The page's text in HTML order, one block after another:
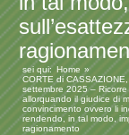
sei qui: Home
CORTE di
settembre 2025 –
allorquando il giudice di
convincimento ovvero li
rendendo, in tal modo,
ragionamento